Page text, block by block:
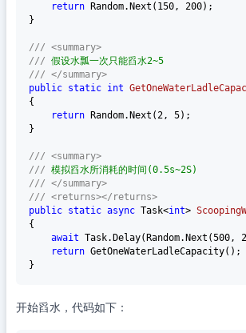
return Random.Next( 150, 200);
}
/// <summary>
/// 假设水瓢一次只能舀水2~5
/// </summary>
public static int
{
return Random.Next(2, 5);
}
/// <summary>
/// 模拟舀水所消耗的时间(0.5s~2S)
/// </summary>
/// <returns></returns>
public static async Task<int>
{
await Task.Delay(Random.Next(500,
return GetOneWaterLadleCapacity();
开始舀水，代码如下：